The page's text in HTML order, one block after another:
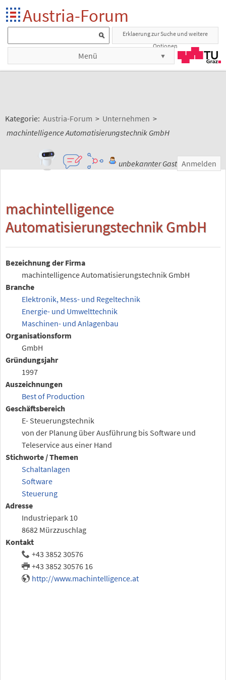
Austria-Forum
Erklaerung zur Suche und weitere
Optionen
Menü
Kategorie: Austria-Forum > Unternehmen >
machintelligence Automatisierungstechnik GmbH
unbekannter Gast Anmelden
machintelligence
Automatisierungstechnik GmbH
Bezeichnung der Firma
machintelligence Automatisierungstechnik GmbH
Branche
Elektronik, Mess- und Regeltechnik
Energie- und Umwelttechnik
Maschinen- und Anlagenbau
Organisationsform
GmbH
Gründungsjahr
1997
Auszeichnungen
Best of Production
Geschäftsbereich
E- Steuerungstechnik
von der Planung über Ausführung bis Software und
Teleservice aus einer Hand
Stichworte / Themen
Schaltanlagen
Software
Steuerung
Adresse
Industriepark 10
8682 Mürzzuschlag
Kontakt
+43 3852 30576
+43 3852 30576 16
http://www.machintelligence.at